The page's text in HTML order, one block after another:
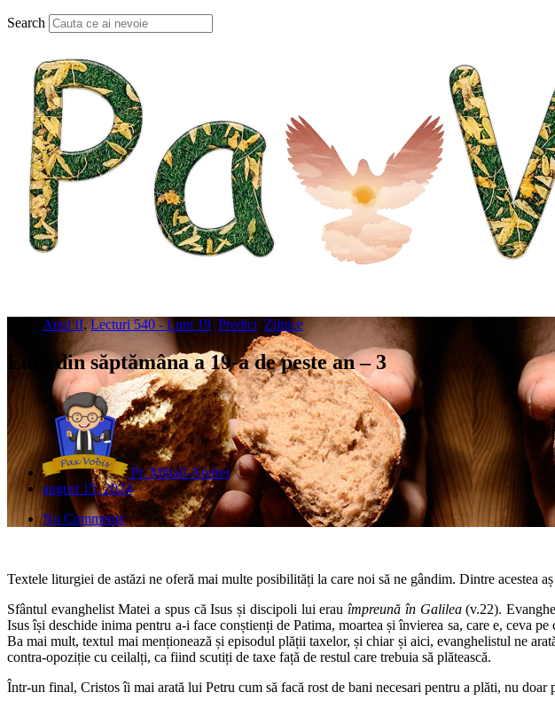
Search
Anul II, Lecturi 540 - Luni 19 Predici Zilnice
Luni din săptămâna a 19-a de peste an – 3
Pr. Mihail-Andrei
august 15, 2024
No Comments
Textele liturgiei de astăzi ne oferă mai multe posibilități la care noi să ne gândim. Dintre acestea
Sfântul evanghelist Matei a spus că Isus și discipoli lui erauîmpreună în Galilea(v.22).
Isus își deschide inima pentru a-i face conștienți de Patima, moartea și învierea sa, care e, ceva
Ba mai mult, textul mai menționează și episodul plății taxelor, și chiar și aici, evanghelistul ne
contra-opoziție cu ceilalți, ca fiind scutiți de taxe față de restul care trebuia să plătească.
Într-un final, Cristos îi mai arată lui Petru cum să facă rost de bani necesari pentru a plăti, nu